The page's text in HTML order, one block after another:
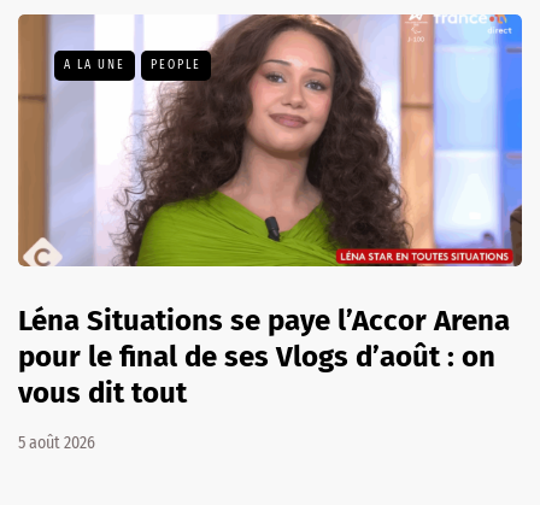
A LA UNE PEOPLE
Léna Situations se paye l’Accor Arena
pour le final de ses Vlogs d’août : on
vous dit tout
5 août 2026